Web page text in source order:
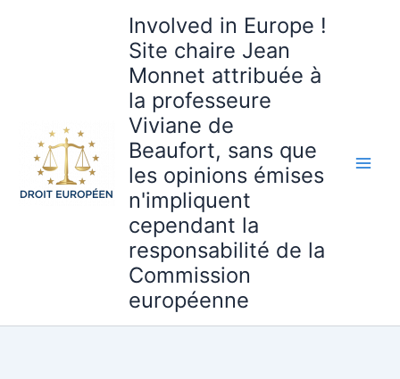
Involved in Europe !
Site chaire Jean
Monnet attribuée à
la professeure
Viviane de
Beaufort, sans que
les opinions émises
n'impliquent
cependant la
responsabilité de la
Commission
européenne